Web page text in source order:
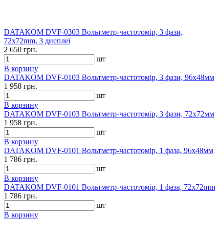
DATAKOM DVF-0303 Вольтметр-частотомір, 3 фази,
72x72mm, 3 дисплеї
2 650 грн.
шт
В корзину
DATAKOM DVF-0103 Вольтметр-частотомір, 3 фази, 96x48мм
1 958 грн.
шт
В корзину
DATAKOM DVF-0103 Вольтметр-частотомір, 3 фази, 72x72мм
1 958 грн.
шт
В корзину
DATAKOM DVF-0101 Вольтметр-частотомір, 1 фаза, 96x48мм
1 786 грн.
шт
В корзину
DATAKOM DVF-0101 Вольтметр-частотомір, 1 фаза, 72x72mm
1 786 грн.
шт
В корзину